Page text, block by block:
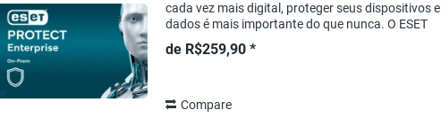
cada vez mais digital, proteger seus dispositivos e
dados é mais importante do que nunca. O ESET
PROTECT Enterprise On-Prem oferece uma
solução...
de R$259,90 *
Compare